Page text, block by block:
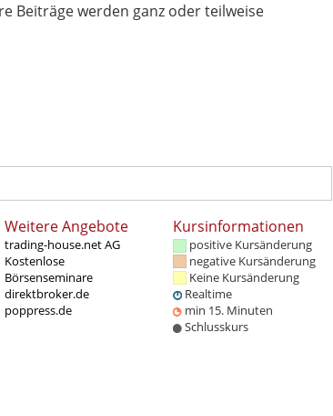
Beiträge werden ganz oder teilweise
Weitere Angebote
trading-house.net AG
Kostenlose
Börsenseminare
direktbroker.de
poppress.de
Kursinformationen
positive Kursänderung
negative Kursänderung
Keine Kursänderung
Realtime
min 15. Minuten
Schlusskurs